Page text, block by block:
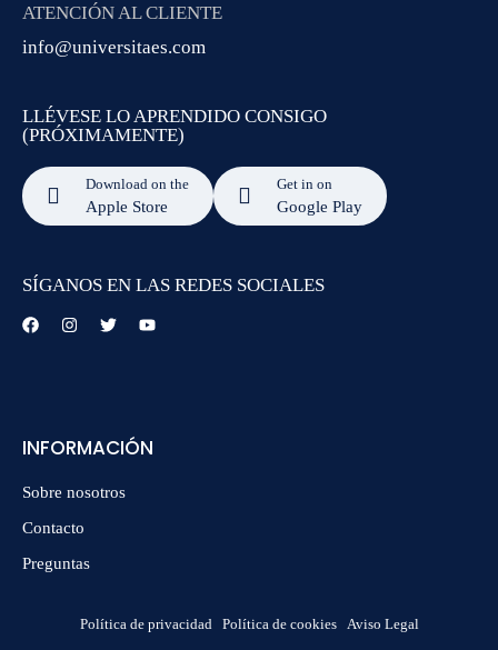
INFORMACIÓN
Sobre nosotros
Contacto
Preguntas
ATENCIÓN AL CLIENTE
info@universitaes.com
LLÉVESE LO APRENDIDO CONSIGO
(PRÓXIMAMENTE)
Download on the
Apple Store
Get in on
Google Play
SÍGANOS EN LAS REDES SOCIALES
Política de privacidad Política de cookies Aviso Legal